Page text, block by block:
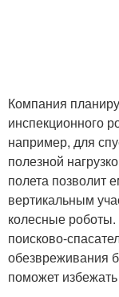
Компания
инспекционного
например, для
полезной
полета позволит
вертикальным
колесные
поисково-
обезвреживания
поможет